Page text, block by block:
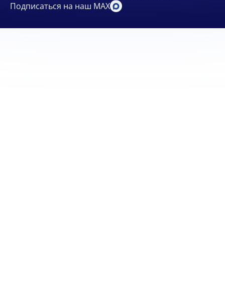
Подписаться на наш MAX